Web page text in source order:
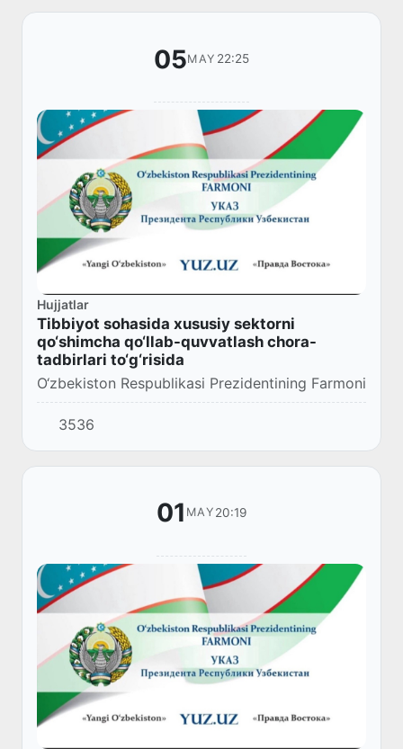
05MAY 22:25
Hujjatlar
Tibbiyot sohasida xususiy sektorni
qo‘shimcha qo‘llab-quvvatlash chora-
tadbirlari to‘g‘risida
O‘zbekiston Respublikasi Prezidentining Farmoni
3536
01 MAY 20:19